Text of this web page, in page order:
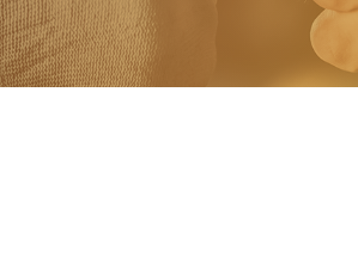
Nieuws
Contact